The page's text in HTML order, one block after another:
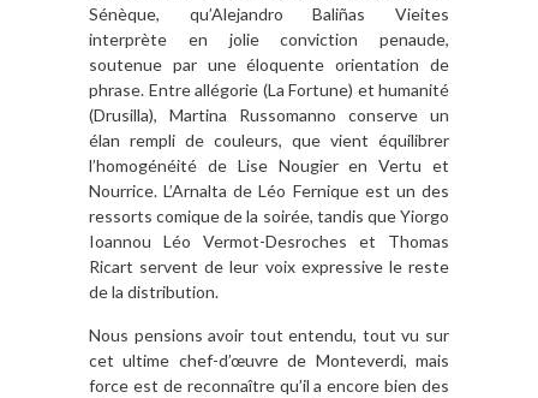
Sénèque, qu’Alejandro Baliñas Vieites
interprète en jolie conviction penaude,
soutenue par une éloquente orientation de
phrase. Entre allégorie (La Fortune) et humanité
(Drusilla), Martina Russomanno conserve un
élan rempli de couleurs, que vient équilibrer
l’homogénéité de Lise Nougier en Vertu et
Nourrice. L’Arnalta de Léo Fernique est un des
ressorts comique de la soirée, tandis que Yiorgo
Ioannou Léo Vermot-Desroches et Thomas
Ricart servent de leur voix expressive le reste
de la distribution.
Nous pensions avoir tout entendu, tout vu sur
cet ultime chef-d’œuvre de Monteverdi, mais
force est de reconnaître qu’il a encore bien des